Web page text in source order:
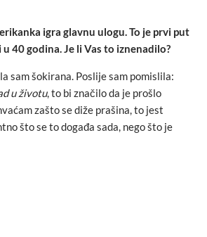
igra glavnu ulogu. To je prvi put
40 godina. Je li Vas to iznenadilo?
sam šokirana. Poslije sam pomislila:
u životu, to bi značilo da je prošlo
zašto se diže prašina, to jest
što se to događa sada, nego što je